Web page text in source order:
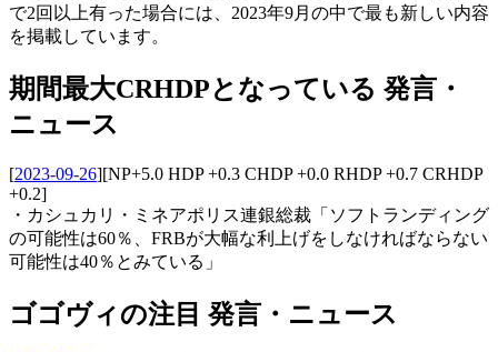
で2回以上有った場合には、2023年9月の中で最も新しい内容
を掲載しています。
期間最大CRHDPとなっている 発言・
ニュース
[2023-09-26][NP+5.0 HDP +0.3 CHDP +0.0 RHDP +0.7 CRHDP
+0.2]
・カシュカリ・ミネアポリス連銀総裁「ソフトランディング
の可能性は60％、FRBが大幅な利上げをしなければならない
可能性は40％とみている」
ゴゴヴィの注目 発言・ニュース